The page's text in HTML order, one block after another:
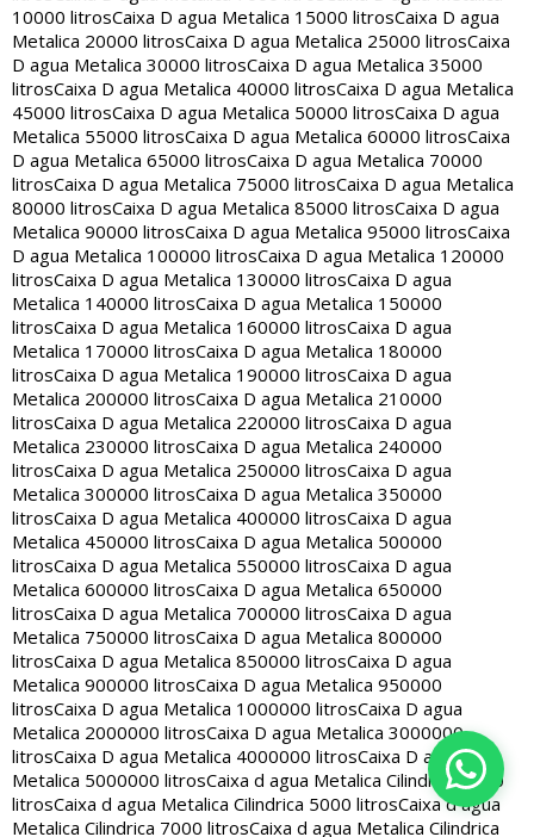
10000 litrosCaixa D agua Metalica 15000 litrosCaixa D agua
Metalica 20000 litrosCaixa D agua Metalica 25000 litrosCaixa
D agua Metalica 30000 litrosCaixa D agua Metalica 35000
litrosCaixa D agua Metalica 40000 litrosCaixa D agua Metalica
45000 litrosCaixa D agua Metalica 50000 litrosCaixa D agua
Metalica 55000 litrosCaixa D agua Metalica 60000 litrosCaixa
D agua Metalica 65000 litrosCaixa D agua Metalica 70000
litrosCaixa D agua Metalica 75000 litrosCaixa D agua Metalica
80000 litrosCaixa D agua Metalica 85000 litrosCaixa D agua
Metalica 90000 litrosCaixa D agua Metalica 95000 litrosCaixa
D agua Metalica 100000 litrosCaixa D agua Metalica 120000
litrosCaixa D agua Metalica 130000 litrosCaixa D agua
Metalica 140000 litrosCaixa D agua Metalica 150000
litrosCaixa D agua Metalica 160000 litrosCaixa D agua
Metalica 170000 litrosCaixa D agua Metalica 180000
litrosCaixa D agua Metalica 190000 litrosCaixa D agua
Metalica 200000 litrosCaixa D agua Metalica 210000
litrosCaixa D agua Metalica 220000 litrosCaixa D agua
Metalica 230000 litrosCaixa D agua Metalica 240000
litrosCaixa D agua Metalica 250000 litrosCaixa D agua
Metalica 300000 litrosCaixa D agua Metalica 350000
litrosCaixa D agua Metalica 400000 litrosCaixa D agua
Metalica 450000 litrosCaixa D agua Metalica 500000
litrosCaixa D agua Metalica 550000 litrosCaixa D agua
Metalica 600000 litrosCaixa D agua Metalica 650000
litrosCaixa D agua Metalica 700000 litrosCaixa D agua
Metalica 750000 litrosCaixa D agua Metalica 800000
litrosCaixa D agua Metalica 850000 litrosCaixa D agua
Metalica 900000 litrosCaixa D agua Metalica 950000
litrosCaixa D agua Metalica 1000000 litrosCaixa D agua
Metalica 2000000 litrosCaixa D agua Metalica 3000000
litrosCaixa D agua Metalica 4000000 litrosCaixa D agua
Metalica 5000000 litrosCaixa d agua Metalica Cilindrica 2000
litrosCaixa d agua Metalica Cilindrica 5000 litrosCaixa d agua
Metalica Cilindrica 7000 litrosCaixa d agua Metalica Cilindrica